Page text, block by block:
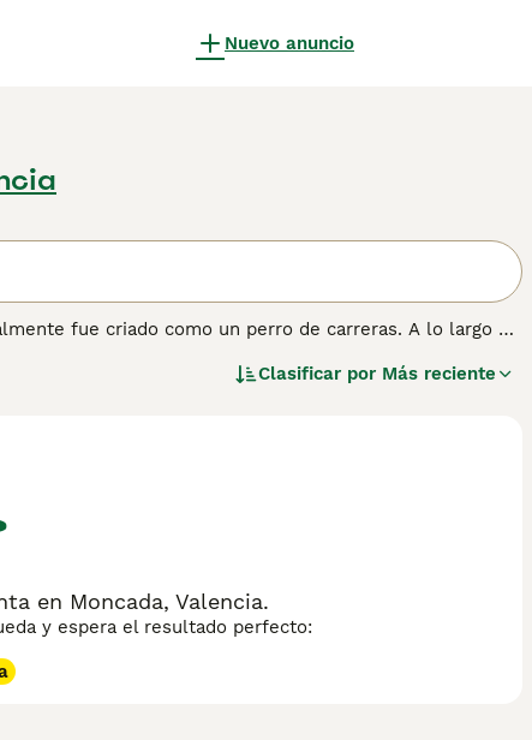
Nuevo anuncio
fue criado como un perro de carreras. A lo largo de
puede correr muy rápido, y hay registros que indican
sobre esta raza de perro.
Clasificar por Más reciente
en Moncada, Valencia.
y espera el resultado perfecto: